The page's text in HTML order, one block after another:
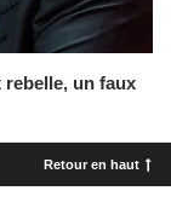
rebelle, un faux
Retour en haut